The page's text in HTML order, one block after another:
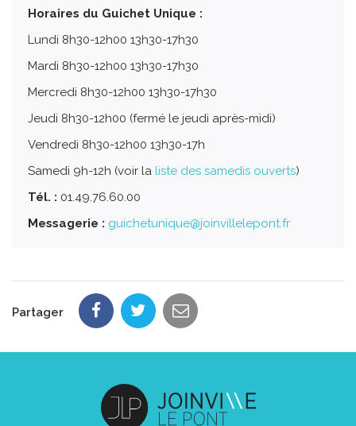
Horaires du Guichet Unique :
Lundi 8h30-12h00 13h30-17h30
Mardi 8h30-12h00 13h30-17h30
Mercredi 8h30-12h00 13h30-17h30
Jeudi 8h30-12h00 (fermé le jeudi après-midi)
Vendredi 8h30-12h00 13h30-17h
Samedi 9h-12h (voir la liste des samedis ouverts)
Tél. : 01.49.76.60.00
Messagerie : guichetunique@joinvillelepont.fr
Partager